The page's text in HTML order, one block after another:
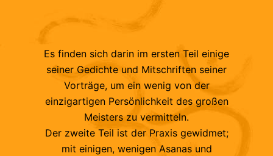
Es finden sich darin im ersten Teil einige
seiner Gedichte und Mitschriften seiner
Vorträge, um ein wenig von der
einzigartigen Persönlichkeit des großen
Meisters zu vermitteln.
Der zweite Teil ist der Praxis gewidmet;
mit einigen, wenigen Asanas und